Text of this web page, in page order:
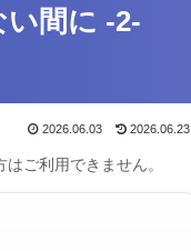
間に -2-
2026.06.03 2026.06.23
ご利用できません。